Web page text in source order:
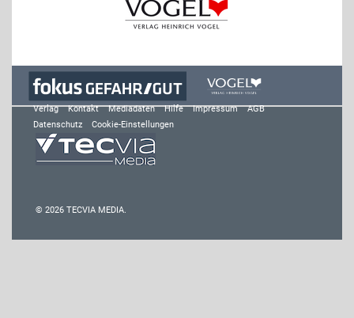
Verlag Kontakt Mediadaten Hilfe Impressum
AGB
Datenschutz
Cookie-Einstellungen
© 2026 TECVIA MEDIA.